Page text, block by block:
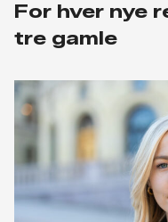
For hver nye
tre gamle